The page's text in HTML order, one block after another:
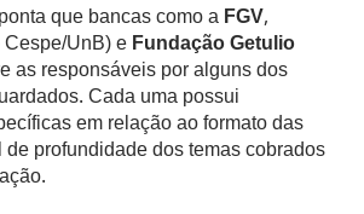
que bancas como aFGV,
UnB) eFundação Getulio
as responsáveis por alguns dos
Cada uma possui
em relação ao formato das
profundidade dos temas cobrados